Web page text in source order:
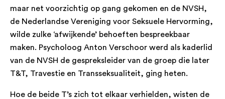
maar net voorzichtig op gang gekomen en de NVSH,
de Nederlandse Vereniging voor Seksuele Hervorming,
wilde zulke ‘afwijkende’ behoeften bespreekbaar
maken. Psycholoog Anton Verschoor werd als kaderlid
van de NVSH de gespreksleider van de groep die later
T&T, Travestie en Transseksualiteit, ging heten.
Hoe de beide T’s zich tot elkaar verhielden, wisten de